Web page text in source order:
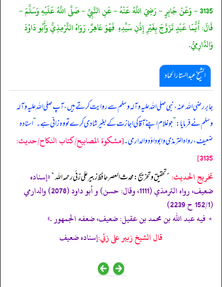
3135 - وَعَنْ جَابِرٍ - رَضِيَ اللَّهُ عَنْهُ - عَنِ النَّبِيِّ - صَلَّى اللَّهُ عَلَيْهِ وَسَلَّمَ -
قَالَ: أَيُّمَا عَبْدٍ تَزَوَّجَ بِغَيْرِ إِذْنِ سَيِّدِهِ فَهُوَ عَاهِرٌ. رَوَاهُ التِّرْمِذِيُّ وَأَبُو دَاوُدَ
وَالدَّارِمِيُّ.
الشیخ عبدالستار الحماد
جابر رضی اللہ عنہ، نبی صلی ‌اللہ ‌علیہ ‌وآلہ ‌وسلم سے روایت کرتے ہیں، آپ صلی ‌اللہ ‌علیہ ‌وآلہ
‌وسلم نے فرمایا:”جو غلام اپنے آقا کی اجازت کے بغیر شادی کرے تو وہ زانی ہے۔“اسنادہ
ضعیف، رواہ الترمذی و ابوداؤد و الدارمی۔[مشكوة المصابيح/كتاب النكاح/حدیث:
3135]
تخریج الحدیث: ´تحقيق و تخريج: محدث العصر حافظ زبير على زئي رحمه الله`«إسناده
ضعيف، رواه الترمذي (1111، وقال: حسن) و أبو داود (2078) والدارمي
(152/1 ح 2239)
٭ فيه عبد الله بن محمد بن عقيل: ضعيف، ضعفه الجمھور .»
قال الشيخ زبير على زئي:إسناده ضعيف